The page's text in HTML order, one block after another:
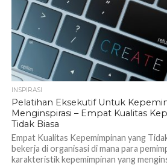
INSPIRASI
Pelatihan Eksekutif Untuk
Menginspirasi – Empat Kualitas
Tidak Biasa
Empat Kualitas Kepemimpinan yang
bekerja di organisasi di mana para
karakteristik kepemimpinan yang